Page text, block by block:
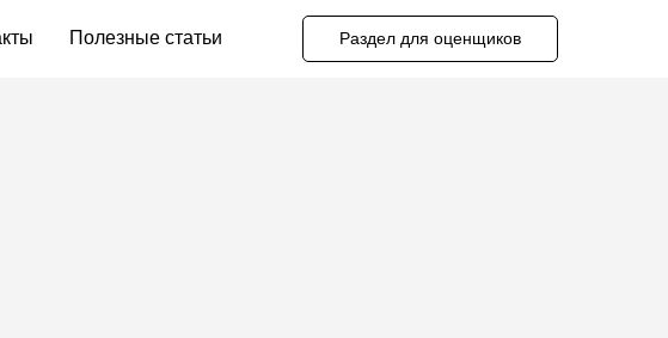
Полезные статьи Раздел для оценщиков